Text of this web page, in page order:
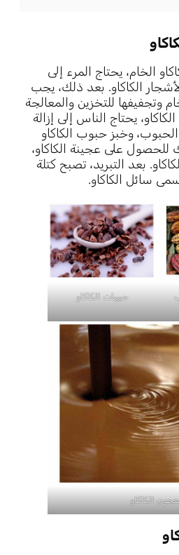
الخام، يحتاج المرء إلى
الكاكاو. بعد ذلك، يجب
وتجفيفها للتخزين والمعالجة
يحتاج الناس إلى إزالة
وخبز حبوب الكاكاو
للحصول على عجينة الكاكاو،
بعد التبريد، تصبح كتلة
سائل الكاكاو.
حبيبات الكاكاو
الكاكاو